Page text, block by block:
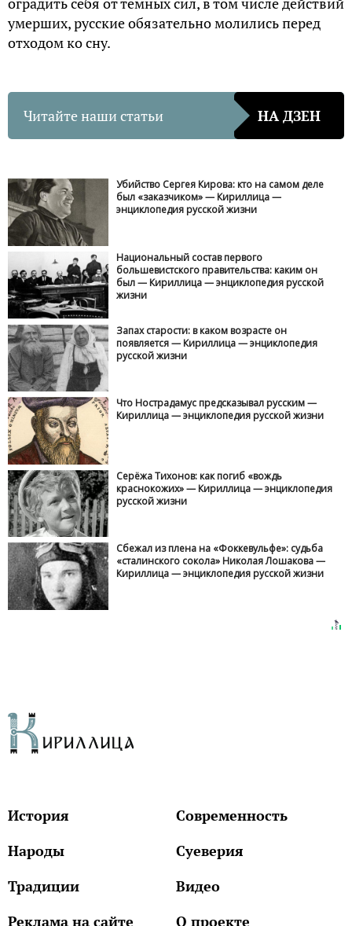
умерших, русские обязательно молились перед
отходом ко сну.
Читайте наши статьи НА ДЗЕН
Убийство Сергея Кирова: кто на самом деле
был «заказчиком» — Кириллица —
энциклопедия русской жизни
Национальный состав первого
большевистского правительства: каким он
был — Кириллица — энциклопедия русской
жизни
Запах старости: в каком возрасте он
появляется — Кириллица — энциклопедия
русской жизни
Что Нострадамус предсказывал русским —
Кириллица — энциклопедия русской жизни
Серёжа Тихонов: как погиб «вождь
краснокожих» — Кириллица — энциклопедия
русской жизни
Сбежал из плена на «Фоккевульфе»: судьба
«сталинского сокола» Николая Лошакова —
Кириллица — энциклопедия русской жизни
История
Современность
Народы
Суеверия
Традиции
Видео
Реклама на сайте
О проекте